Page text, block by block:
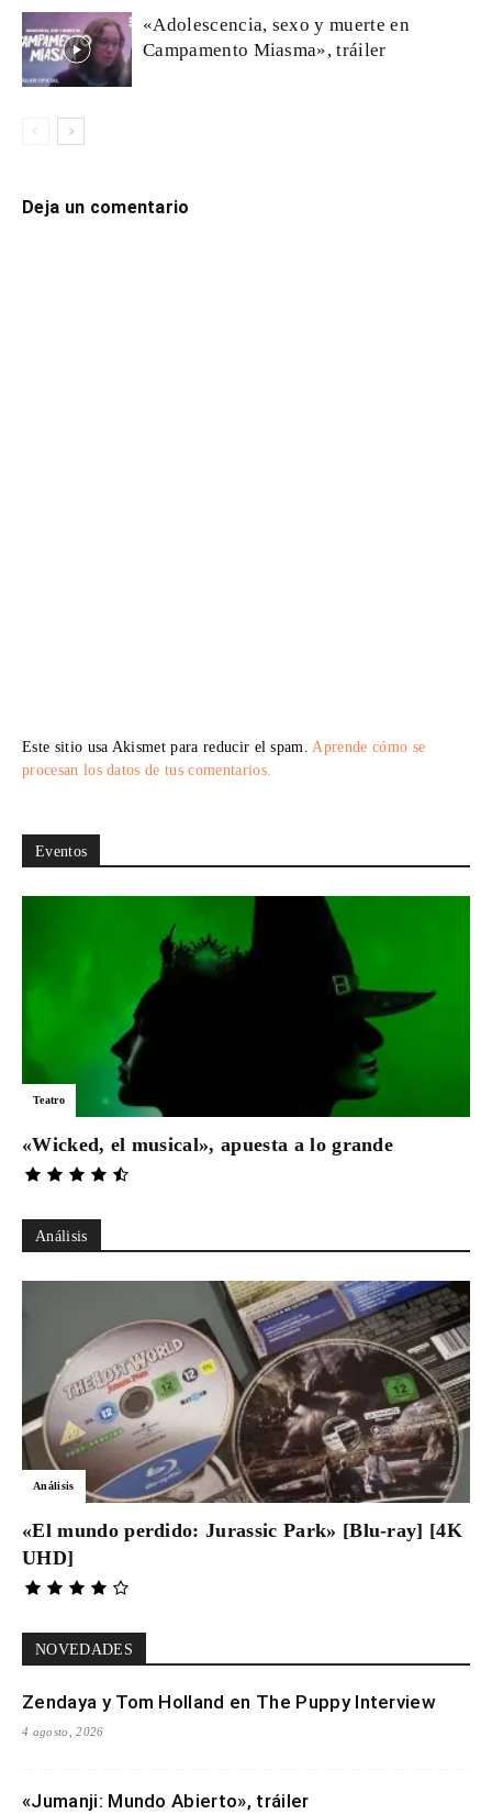
«Adolescencia, sexo y muerte en
Campamento Miasma», tráiler
Deja un comentario
Este sitio usa Akismet para reducir el spam. Aprende cómo se
procesan los datos de tus comentarios.
Eventos
Teatro
«Wicked, el musical», apuesta a lo grande
Análisis
Análisis
«El mundo perdido: Jurassic Park» [Blu-ray] [4K
UHD]
NOVEDADES
Zendaya y Tom Holland en The Puppy Interview
4 agosto, 2026
«Jumanji: Mundo Abierto», tráiler